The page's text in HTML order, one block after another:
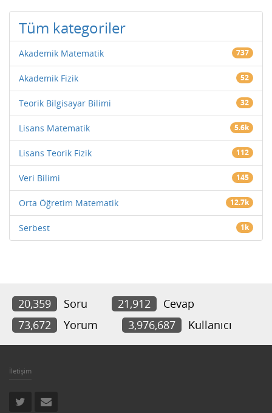
Tüm kategoriler
Akademik Matematik 737
Akademik Fizik 52
Teorik Bilgisayar Bilimi 32
Lisans Matematik 5.6k
Lisans Teorik Fizik 112
Veri Bilimi 145
Orta Öğretim Matematik 12.7k
Serbest 1k
20,359 Soru 21,912
Cevap
73,672
Yorum 3,976,687 Kullanıcı
İletişim